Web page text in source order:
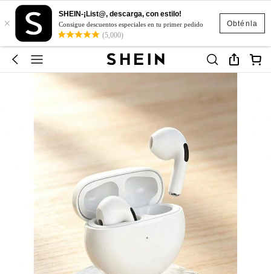
Obténla
×
SHEIN-¡List@, descarga, con estilo!
Consigue descuentos especiales en tu primer pedido
(5,000)